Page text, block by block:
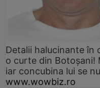
Detalii halucinante în
o curte din Botoșani!
iar concubina lui se
www.wowbiz.ro